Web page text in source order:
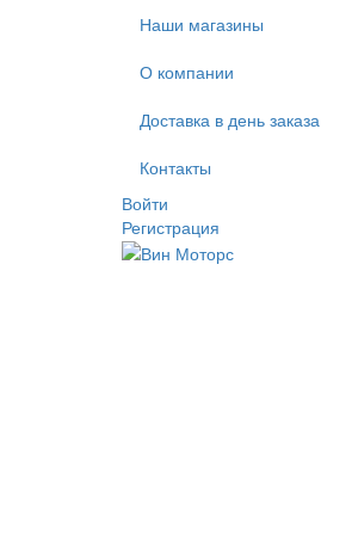
Наши магазины
О компании
Доставка в день заказа
Контакты
Войти
Регистрация